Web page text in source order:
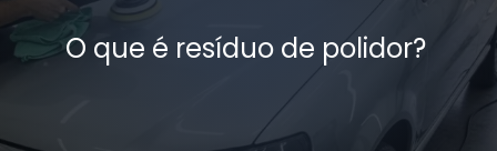
O que é resíduo de polidor?